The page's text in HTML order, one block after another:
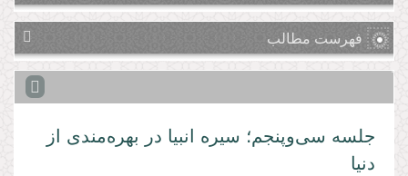
فهرست مطالب
جلسه سی‌وپنجم؛ سیره انبیا در بهره‌مندی از
دنیا